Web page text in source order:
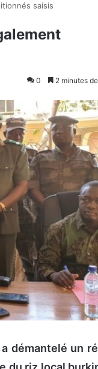
saisis
0 2 minutes
démantelé un